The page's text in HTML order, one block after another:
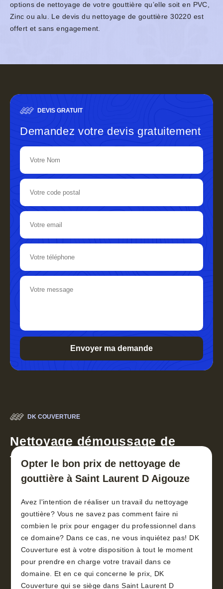
options de nettoyage de votre gouttière qu’elle soit en PVC,
Zinc ou alu. Le devis du nettoyage de gouttière 30220 est
offert et sans engagement.
DEVIS GRATUIT
Demandez votre devis gratuitement
DK COUVERTURE
Nettoyage démoussage de
toiture 30
Opter le bon prix de nettoyage de
gouttière à Saint Laurent D Aigouze
Avez l'intention de réaliser un travail du nettoyage
gouttière? Vous ne savez pas comment faire ni
combien le prix pour engager du professionnel dans
ce domaine? Dans ce cas, ne vous inquiétez pas! DK
Couverture est à votre disposition à tout le moment
pour prendre en charge votre travail dans ce
domaine. Et en ce qui concerne le prix, DK
Couverture qui se siège dans Saint Laurent D